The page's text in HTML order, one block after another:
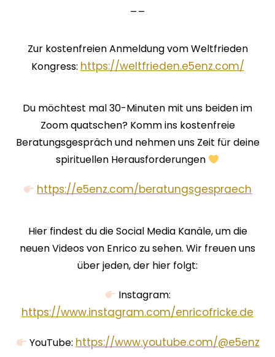
Zur kostenfreien Anmeldung vom Weltfrieden
Kongress: ⁠https://weltfrieden.e5enz.com/⁠
Du möchtest mal 30-Minuten mit uns beiden im
Zoom quatschen? Komm ins kostenfreie
Beratungsgespräch und nehmen uns Zeit für deine
spirituellen Herausforderungen
⁠⁠⁠⁠⁠⁠⁠⁠⁠⁠⁠⁠⁠⁠⁠⁠⁠⁠⁠⁠⁠⁠⁠https://e5enz.com/beratungsgespraech⁠⁠⁠⁠⁠⁠⁠⁠⁠⁠⁠⁠⁠⁠⁠⁠⁠⁠⁠⁠⁠⁠⁠
Hier findest du die Social Media Kanäle, um die
neuen Videos von Enrico zu sehen. Wir freuen uns
über jeden, der hier folgt:
Instagram:
⁠⁠⁠⁠⁠⁠⁠⁠⁠⁠⁠⁠⁠⁠⁠⁠⁠⁠⁠⁠⁠⁠⁠⁠⁠https://www.instagram.com/enricofricke.de⁠⁠⁠⁠⁠⁠⁠⁠⁠⁠⁠⁠⁠⁠⁠⁠⁠⁠⁠⁠⁠⁠⁠⁠⁠
YouTube: ⁠⁠⁠⁠⁠⁠⁠⁠⁠⁠⁠⁠⁠⁠⁠⁠⁠⁠⁠⁠⁠⁠⁠⁠⁠https://www.youtube.com/@e5enz⁠⁠⁠⁠⁠⁠⁠⁠⁠⁠⁠⁠⁠⁠⁠⁠⁠⁠⁠⁠⁠⁠⁠⁠⁠